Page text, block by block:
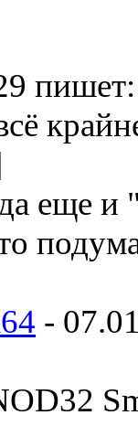
пишет:
еще и
-